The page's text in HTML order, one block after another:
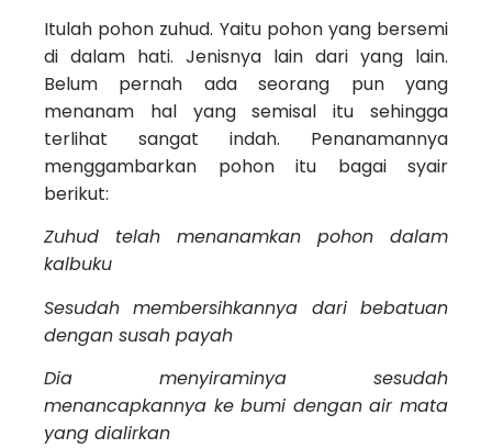
Itulah pohon zuhud. Yaitu pohon yang bersemi
di dalam hati. Jenisnya lain dari yang lain.
Belum pernah ada seorang pun yang
menanam hal yang semisal itu sehingga
terlihat sangat indah. Penanamannya
menggambarkan pohon itu bagai syair
berikut:
Zuhud telah menanamkan pohon dalam
kalbuku
Sesudah membersihkannya dari bebatuan
dengan susah payah
Dia menyiraminya sesudah
menancapkannya ke bumi dengan air mata
yang dialirkan